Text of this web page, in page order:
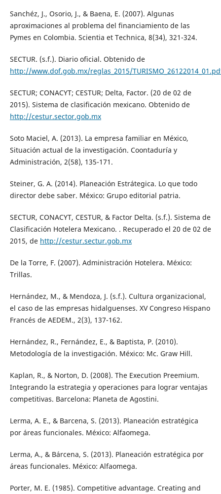
Sanchéz, J., Osorio, J., & Baena, E. (2007). Algunas
aproximaciones al problema del financiamiento de las
Pymes en Colombia. Scientia et Technica, 8(34), 321-324.
SECTUR. (s.f.). Diario oficial. Obtenido de
http://www.dof.gob.mx/reglas_2015/
SECTUR; CONACYT; CESTUR; Delta, Factor. (20 de 02 de
2015). Sistema de clasificación mexicano. Obtenido de
http://cestur.sector.gob.mx
Soto Maciel, A. (2013). La empresa familiar en México,
Situación actual de la investigación. Coontaduría y
Administración, 2(58), 135-171.
Steiner, G. A. (2014). Planeación Estrátegica. Lo que todo
director debe saber. México: Grupo editorial patria.
SECTUR, CONACYT, CESTUR, & Factor Delta. (s.f.). Sistema de
Clasificación Hotelera Mexicano. . Recuperado el 20 de 02 de
2015, de http://cestur.sectur.gob.mx
De la Torre, F. (2007). Administración Hotelera. México:
Trillas.
Hernández, M., & Mendoza, J. (s.f.). Cultura organizacional,
el caso de las empresas hidalguenses. XV Congreso Hispano
Francés de AEDEM., 2(3), 137-162.
Hernández, R., Fernández, E., & Baptista, P. (2010).
Metodología de la investigación. México: Mc. Graw Hill.
Kaplan, R., & Norton, D. (2008). The Execution Preemium.
Integrando la estrategia y operaciones para lograr ventajas
competitivas. Barcelona: Planeta de Agostini.
Lerma, A. E., & Barcena, S. (2013). Planeación estratégica
por áreas funcionales. México: Alfaomega.
Lerma, A., & Bárcena, S. (2013). Planeación estratégica por
áreas funcionales. México: Alfaomega.
Porter, M. E. (1985). Competitive advantage. Creating and